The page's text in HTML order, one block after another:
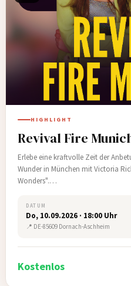
HIGHLIGHT
Revival Fire
Erlebe eine kraftvolle Zeit der
Wunder in München mit Victoria
Wonders".…
DATUM
Do, 10.09.2026 · 18:00 Uhr
📍 DE-85609 Dornach-Aschheim
Kostenlos